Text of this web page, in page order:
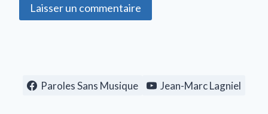
Paroles Sans Musique Jean-Marc Lagniel